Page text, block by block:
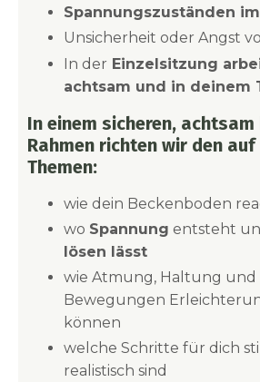
Spannungszuständen
Unsicherheit oder Angst
In der Einzelsitzung
achtsam und in deinem
In einem sicheren,
Rahmen richten wir den
Themen:
wie dein Beckenboden
wo Spannung entsteht
lösen lässt
wie Atmung, Haltung und
Bewegungen
können
welche Schritte für dich
realistisch sind